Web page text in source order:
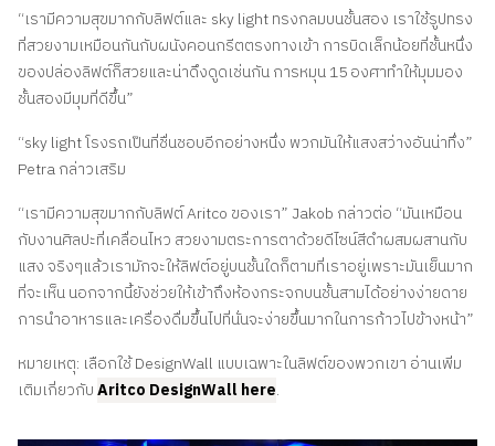
“เรามีความสุขมากกับลิฟต์และ sky light ทรงกลมบนชั้นสอง เราใช้รูปทรง
ที่สวยงามเหมือนกันกับผนังคอนกรีตตรงทางเข้า การบิดเล็กน้อยที่ชั้นหนึ่ง
ของปล่องลิฟต์ก็สวยและน่าดึงดูดเช่นกัน การหมุน 15 องศาทำให้มุมมอง
ชั้นสองมีมุมที่ดีขึ้น”
“sky light โรงรถเป็นที่ชื่นชอบอีกอย่างหนึ่ง พวกมันให้แสงสว่างอันน่าทึ่ง”
Petra กล่าวเสริม
“เรามีความสุขมากกับลิฟต์ Aritco ของเรา” Jakob กล่าวต่อ “มันเหมือน
กับงานศิลปะที่เคลื่อนไหว สวยงามตระการตาด้วยดีไซน์สีดำผสมผสานกับ
แสง จริงๆแล้วเรามักจะให้ลิฟต์อยู่บนชั้นใดก็ตามที่เราอยู่เพราะมันเย็นมาก
ที่จะเห็น นอกจากนี้ยังช่วยให้เข้าถึงห้องกระจกบนชั้นสามได้อย่างง่ายดาย
การนำอาหารและเครื่องดื่มขึ้นไปที่นั่นจะง่ายขึ้นมากในการก้าวไปข้างหน้า”
หมายเหตุ: เลือกใช้ DesignWall แบบเฉพาะในลิฟต์ของพวกเขา อ่านเพิ่ม
เติมเกี่ยวกับAritco DesignWall here.